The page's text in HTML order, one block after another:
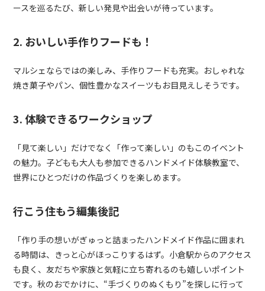
ースを巡るたび、新しい発見や出会いが待っています。
2. おいしい手作りフードも！
マルシェならではの楽しみ、手作りフードも充実。おしゃれな
焼き菓子やパン、個性豊かなスイーツもお目見えしそうです。
3. 体験できるワークショップ
「見て楽しい」だけでなく「作って楽しい」のもこのイベント
の魅力。子どもも大人も参加できるハンドメイド体験教室で、
世界にひとつだけの作品づくりを楽しめます。
行こう住もう編集後記
「作り手の想いがぎゅっと詰まったハンドメイド作品に囲まれ
る時間は、きっと心がほっこりするはず。小倉駅からのアクセス
も良く、友だちや家族と気軽に立ち寄れるのも嬉しいポイント
です。秋のおでかけに、 “手づくりのぬくもり ”を探しに行って